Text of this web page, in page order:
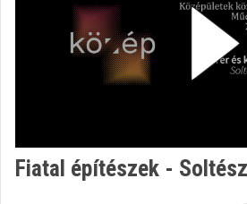
UNIVERSITY
TECHNOLOGY
Log In
Fiatal építészek -